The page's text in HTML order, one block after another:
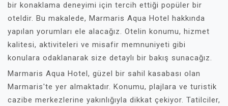
bir konaklama deneyimi için tercih ettiği popüler bir
oteldir. Bu makalede, Marmaris Aqua Hotel hakkında
yapılan yorumları ele alacağız. Otelin konumu, hizmet
kalitesi, aktiviteleri ve misafir memnuniyeti gibi
konulara odaklanarak size detaylı bir bakış sunacağız.
Marmaris Aqua Hotel, güzel bir sahil kasabası olan
Marmaris'te yer almaktadır. Konumu, plajlara ve turistik
cazibe merkezlerine yakınlığıyla dikkat çekiyor. Tatilciler,